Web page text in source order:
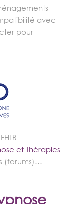
avec
pour
et Thérapies
(forums)…